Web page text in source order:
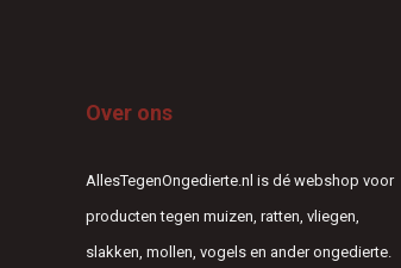
Over ons
AllesTegenOngedierte.nl is dé webshop voor
producten tegen muizen, ratten, vliegen,
slakken, mollen, vogels en ander ongedierte.